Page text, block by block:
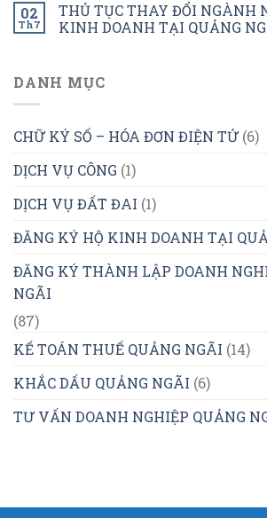
02
Th7
THỦ TỤC THAY ĐỔI NGÀNH
KINH DOANH TẠI QUẢNG
DANH MỤC
CHỮ KÝ SỐ – HÓA ĐƠN ĐIỆN TỬ(6)
DỊCH VỤ CÔNG (1)
DỊCH VỤ ĐẤT ĐAI (1)
ĐĂNG KÝ HỘ KINH DOANH TẠI
ĐĂNG KÝ THÀNH LẬP DOANH
NGÃI
(87)
KẾ TOÁN THUẾ QUẢNG NGÃI (14)
KHẮC DẤU QUẢNG NGÃI (6)
TƯ VẤN DOANH NGHIỆP QUẢNG